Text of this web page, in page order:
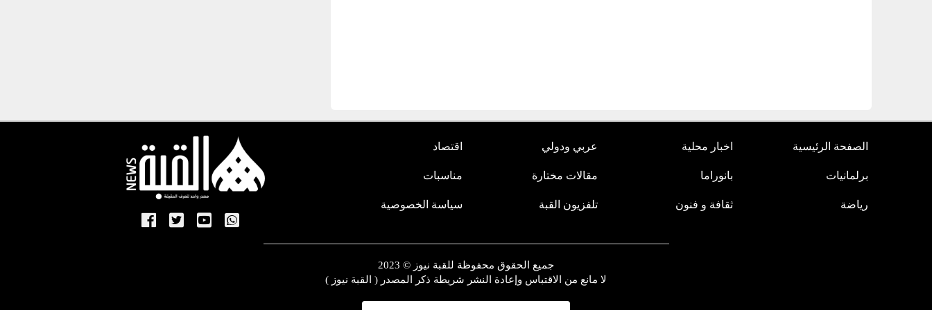
الصفحة الرئيسية اخبار محلية عربي ودولي اقتصاد
برلمانيات بانوراما مقالات مختارة مناسبات
رياضة ثقافة و فنون تلفزيون القبة سياسة الخصوصية
جميع الحقوق محفوظة للقبة نيوز © 2023
لا مانع من الاقتباس وإعادة النشر شريطة ذكر المصدر ( القبة نيوز )